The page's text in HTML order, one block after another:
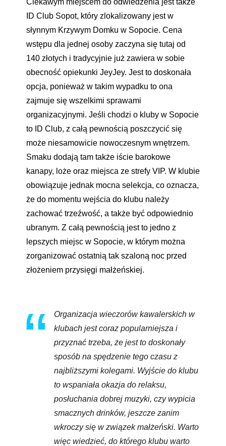
ID Club Sopot, który zlokalizowany jest w
słynnym Krzywym Domku w Sopocie. Cena
wstępu dla jednej osoby zaczyna się tutaj od
140 złotych i tradycyjnie już zawiera w sobie
obecność opiekunki JeyJey. Jest to doskonała
opcja, ponieważ w takim wypadku to ona
zajmuje się wszelkimi sprawami
organizacyjnymi. Jeśli chodzi o kluby w Sopocie
to ID Club, z całą pewnością poszczycić się
może niesamowicie nowoczesnym wnętrzem.
Smaku dodają tam także iście barokowe
kanapy, loże oraz miejsca ze strefy VIP. W klubie
obowiązuje jednak mocna selekcja, co oznacza,
że do momentu wejścia do klubu należy
zachować trzeźwość, a także być odpowiednio
ubranym. Z całą pewnością jest to jedno z
lepszych miejsc w Sopocie, w którym można
zorganizować ostatnią tak szaloną noc przed
złożeniem przysięgi małżeńskiej.
Organizacja wieczorów kawalerskich w
klubach jest coraz popularniejsza i
przyznać trzeba, że jest to doskonały
sposób na spędzenie tego czasu z
najbliższymi kolegami. Wyjście do klubu
to wspaniała okazja do relaksu,
posłuchania dobrej muzyki, czy wypicia
smacznych drinków, jeszcze zanim
wkroczy się w związek małżeński. Warto
więc wiedzieć, do którego klubu warto